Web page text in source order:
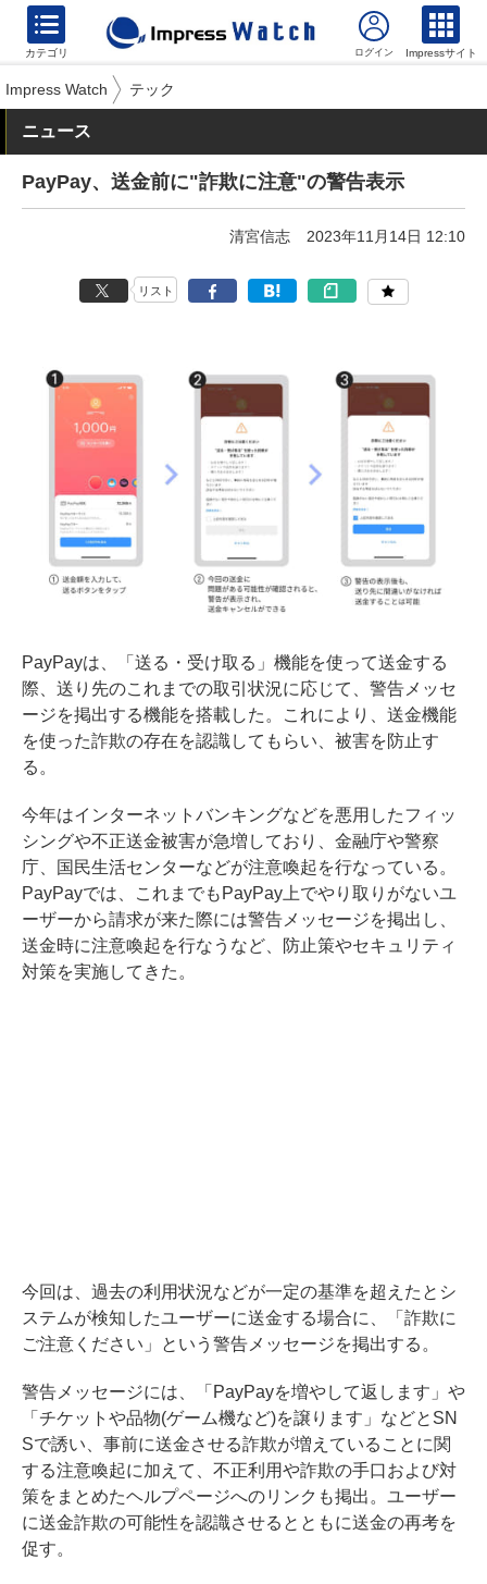
カテゴリ Impressサイト
Impress Watch テック
ニュース
PayPay、送金前に"詐欺に注意"の警告表示
清宮信志 2023年11月14日 12:10
リスト
PayPayは、「送る・受け取る」機能を使って送金する
際、送り先のこれまでの取引状況に応じて、警告メッセ
ージを掲出する機能を搭載した。これにより、送金機能
を使った詐欺の存在を認識してもらい、被害を防止す
る。
今年はインターネットバンキングなどを悪用したフィッ
シングや不正送金被害が急増しており、金融庁や警察
庁、国民生活センターなどが注意喚起を行なっている。
PayPayでは、これまでもPayPay上でやり取りがないユ
ーザーから請求が来た際には警告メッセージを掲出し、
送金時に注意喚起を行なうなど、防止策やセキュリティ
対策を実施してきた。
今回は、過去の利用状況などが一定の基準を超えたとシ
ステムが検知したユーザーに送金する場合に、「詐欺に
ご注意ください」という警告メッセージを掲出する。
警告メッセージには、「PayPayを増やして返します」や
「チケットや品物(ゲーム機など)を譲ります」などとSN
Sで誘い、事前に送金させる詐欺が増えていることに関
する注意喚起に加えて、不正利用や詐欺の手口および対
策をまとめたヘルプページへのリンクも掲出。ユーザー
に送金詐欺の可能性を認識させるとともに送金の再考を
促す。